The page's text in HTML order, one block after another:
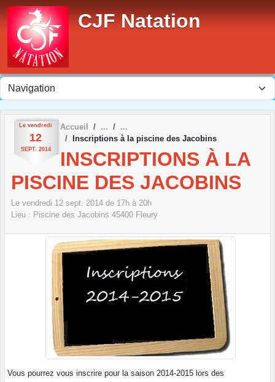
CJF Natation
Le vendredi
12
SEPT. 2014
Accueil
Inscriptions à la piscine des Jacobins
INSCRIPTIONS À LA
PISCINE DES JACOBINS
Le vendredi 12 sept. 2014 de 17h à 20h
Lieu : Piscine des Jacobins 45400 Fleury
Vous pourrez vous inscrire pour la saison 2014-2015 lors des
Panneau de gestion des cookies